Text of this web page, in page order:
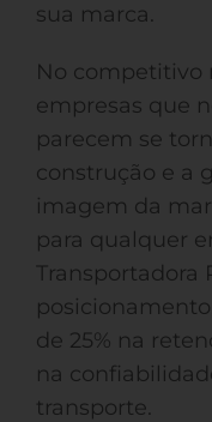
sua marca.
No competitivo
empresas que
parecem se
construção e a
imagem da
para qualquer
Transportadora
de 25% na
na
transporte.